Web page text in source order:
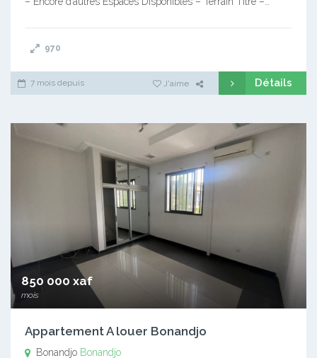
970
7 mois depuis J'aime Détails
850 000 xaf
mois
Appartement A louer Bonandjo
Bonandjo Bonandjo